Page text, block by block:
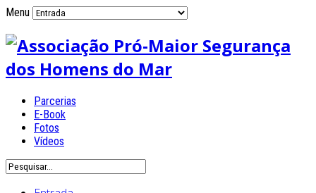
Menu
Parcerias
E-Book
Fotos
Vídeos